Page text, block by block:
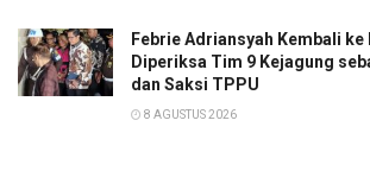
Febrie Adriansyah Kembali ke
Diperiksa Tim 9 Kejagung
dan Saksi TPPU
8 AGUSTUS 2026